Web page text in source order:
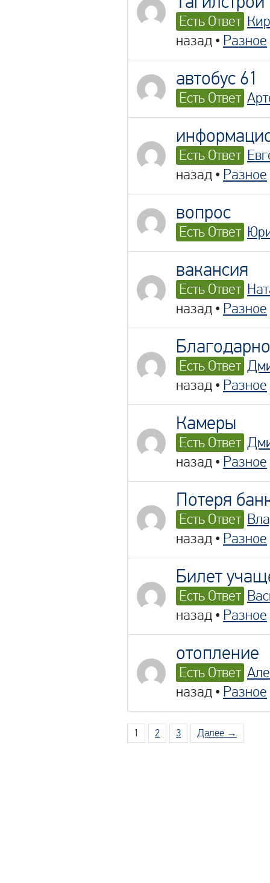
Есть Ответ
назад • Разное
автобус 61
Есть Ответ
Есть Ответ
назад • Разное
вопрос
Есть Ответ
вакансия
Есть Ответ
назад • Разное
Есть Ответ
назад • Разное
Камеры
Есть Ответ
назад • Разное
Потеря
Есть Ответ
назад • Разное
Билет
Есть Ответ
назад • Разное
отопление
Есть Ответ
назад • Разное
1 2 3 Далее →